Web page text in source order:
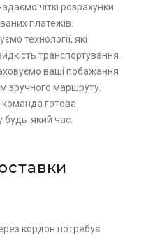
чіткі розрахунки
платежів.
технології, які
транспортування.
ваші побажання
зручного маршруту.
готова
будь-який час.
кордон потребує